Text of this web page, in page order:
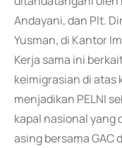
Andayani, dan Plt.
Yusman, di Kantor
Kerja sama ini
keimigrasian di atas
menjadikan PELNI
kapal nasional yang
asing bersama GAC